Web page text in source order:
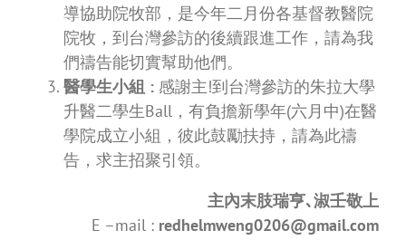
導協助院牧部，是今年二月份各基督教醫院
院牧，到台灣參訪的後續跟進工作，請為我
們禱告能切實幫助他們。
醫學生小組 : 感謝主!到台灣參訪的朱拉大學
升醫二學生Ball，有負擔新學年(六月中)在醫
學院成立小組，彼此鼓勵扶持，請為此禱
告，求主招聚引領。
主內末肢瑞亨､淑壬敬上
E –mail : redhelmweng0206@gmail.com